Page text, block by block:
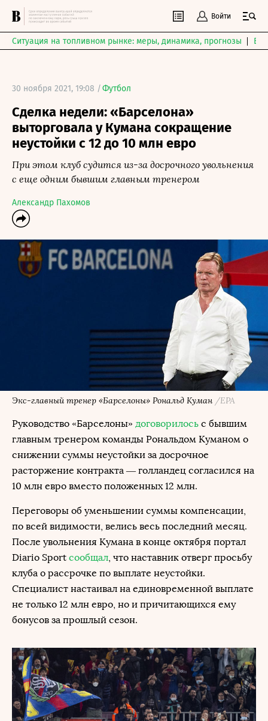
Войти
Ситуация на топливном рынке: меры, динамика, прогнозы
30 ноября 2021, 19:08 /Футбол
Сделка недели: «Барселона»
выторговала у Кумана сокращение
неустойки с 12 до 10 млн евро
При этом клуб судится из-за досрочного увольнения
с еще одним бывшим главным тренером
Александр Пахомов
Экс-главный тренер «Барселоны» Рональд Куман /EPA
Руководство «Барселоны» договорилось с бывшим
главным тренером команды Рональдом Куманом о
снижении суммы неустойки за досрочное
расторжение контракта — голландец согласился на
10 млн евро вместо положенных 12 млн.
Переговоры об уменьшении суммы компенсации,
по всей видимости, велись весь последний месяц.
После увольнения Кумана в конце октября портал
Diario Sport сообщал, что наставник отверг просьбу
клуба о рассрочке по выплате неустойки.
Специалист настаивал на единовременной выплате
не только 12 млн евро, но и причитающихся ему
бонусов за прошлый сезон.